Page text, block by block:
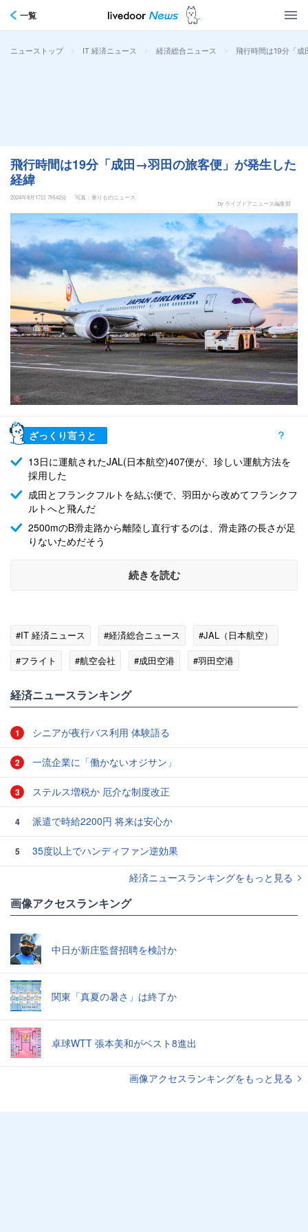
一覧
ニューストップ > IT 経済ニュース > 経済総合ニュース > 飛行時間は19分「
飛行時間は19分「成田→羽田の旅客便」が発生した
経緯
2024年8月17日 7時42分
写真：乗りものニュース
by ライブドアニュース編集部
ざっくり言うと
13日に運航されたJAL(日本航空)407便が、珍しい運航方法を
採用した
成田とフランクフルトを結ぶ便で、羽田から改めてフランクフ
ルトへと飛んだ
2500mのB滑走路から離陸し直行するのは、滑走路の長さが足
りないためだそう
続きを読む
#IT 経済ニュース #経済総合ニュース
#JAL（日本航空）
#フライト
#航空会社 #成田空港 #羽田空港
経済ニュースランキング
1 シニアが夜行バス利用 体験語る
2 一流企業に「働かないオジサン」
3 ステルス増税か 厄介な制度改正
4 派遣で時給2200円 将来は安心か
5
35度以上でハンディファン逆効果
経済ニュースランキングをもっと見る
画像アクセスランキング
中日が新庄監督招聘を検討か
関東「真夏の暑さ」は終了か
卓球WTT 張本美和がベスト8進出
画像アクセスランキングをもっと見る